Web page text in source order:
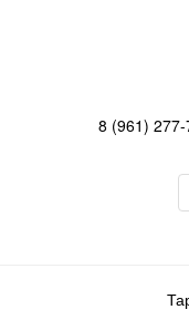
8 (961)